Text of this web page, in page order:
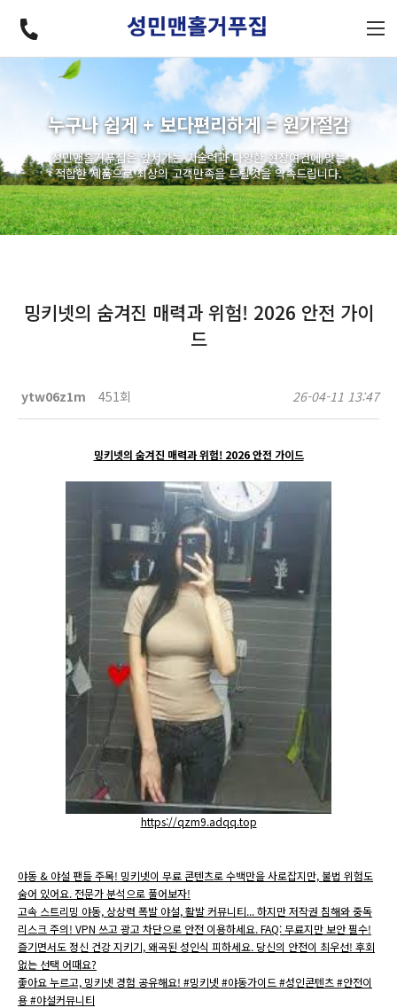
누구나 쉽게 + 보다편리하게 = 원가절감
성민맨홀거푸집은 앞서가는 기술력과 다양한 현장여건에 맞는
적합한 제품으로 최상의 고객만족을 드릴것을 약속드립니다.
밍키넷의 숨겨진 매력과 위험! 2026 안전 가이
드
ytw06z1m 451회 26-04-11 13:47
밍키넷의 숨겨진 매력과 위험! 2026 안전 가이드
https://qzm9.adqq.top
야동 & 야설 팬들 주목! 밍키넷이 무료 콘텐츠로 수백만을 사로잡지만, 불법 위험도
숨어 있어요. 전문가 분석으로 풀어보자!
고속 스트리밍 야동, 상상력 폭발 야설, 활발 커뮤니티... 하지만 저작권 침해와 중독
리스크 주의! VPN 쓰고 광고 차단으로 안전 이용하세요. FAQ: 무료지만 보안 필수!
즐기면서도 정신 건강 지키기, 왜곡된 성인식 피하세요. 당신의 안전이 최우선! 후회
없는 선택 어때요?
좋아요 누르고, 밍키넷 경험 공유해요! #밍키넷 #야동가이드 #성인콘텐츠 #안전이
용 #야설커뮤니티